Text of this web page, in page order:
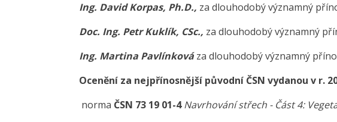
Ing. David Korpas, Ph.D., za dlouhodobý významný
Doc. Ing. Petr Kuklík, CSc., za dlouhodobý významný
Ing. Martina Pavlínkováza dlouhodobý významný
Ocenění za nejpřínosnější původní ČSN vydanou v r.
norma ČSN 73 19 01-4 Navrhování střech - Část 4: